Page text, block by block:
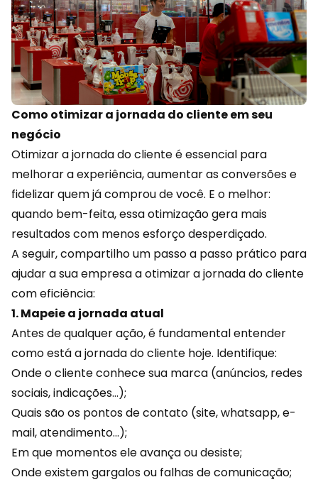
Como otimizar a jornada do cliente em seu
negócio
Otimizar a jornada do cliente é essencial para
melhorar a experiência, aumentar asconversõese
fidelizar quem já comprou de você. E o melhor:
quando bem-feita, essa otimização gera mais
resultados com menos esforço desperdiçado.
A seguir, compartilho um passo a passo prático para
ajudar a sua empresa a otimizar a jornada do cliente
com eficiência:
1. Mapeie a jornada atual
Antes de qualquer ação, é fundamental entender
como está a jornada do cliente hoje. Identifique:
Onde o cliente conhece sua marca (anúncios, redes
sociais, indicações…);
Quais são os pontos de contato (site, whatsapp, e-
mail, atendimento…);
Em que momentos ele avança ou desiste;
Onde existem gargalos ou falhas de comunicação;